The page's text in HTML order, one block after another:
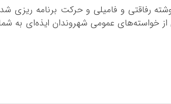
رفاقتی و فامیلی و حرکت برنامه ریزی
خواسته‌های عمومی شهروندان ایذه‌ای به